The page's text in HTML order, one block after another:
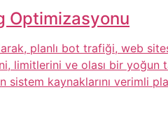
Optimizasyonu
planlı bot trafiği, web
limitlerini ve olası bir yoğun
kaynaklarını verimli